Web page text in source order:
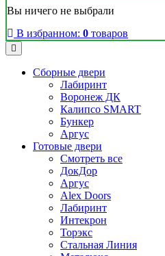
Вы ничего не выбрали
В избранном: 0 товаров
Сборные двери
Лабиринт
Воронеж ДК
Калипсо SMART
Бункер
Аргус
Готовые двери
Смотреть все
ДокДор
Аргус
Alex Doors
Лабиринт
Интекрон
Торэкс
Стальная Линия